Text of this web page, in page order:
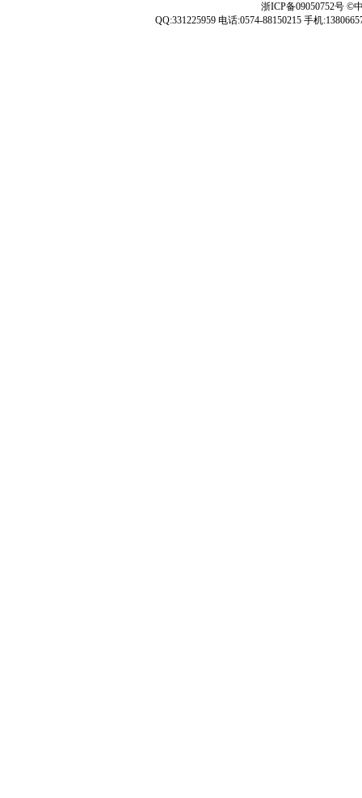
浙ICP备09050752号 ©
QQ:331225959 电话:0574-88150215 手机